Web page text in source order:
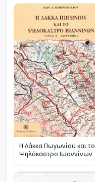
Η Λάκκα Πωγωνίου και το
Ψηλόκαστρο Ιωαννίνων